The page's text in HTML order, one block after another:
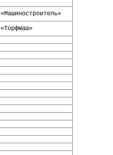
«Машиностроитель»
«Торфмаш»